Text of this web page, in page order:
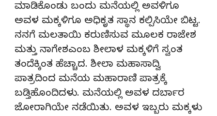
ಮಾಡಿಕೊಂಡು ಬಂದು ಮನೆಯಲ್ಲಿ ಅವಳಿಗೂ
ಅವಳ ಮಕ್ಕಳಿಗೂ ಅಧಿಕೃತ ಸ್ಥಾನ ಕಲ್ಪಿಸಿಯೇ ಬಿಟ್ಟ.
ನನಗೆ ಮಲತಾಯಿ ಕರುಣಿಸುವ ಮೂಲಕ ರಾಜೇಶ
ಮತ್ತು ನಾಗೇಶಎಂಬ ಶೀಲಾಳ ಮಕ್ಕಳಿಗೆ ಸ್ವಂತ
ತಂದೆಕ್ಕಿಂತ ಹೆಚ್ಚಾದ. ಶೀಲಾ ಮಹಾಸಾದ್ವಿ
ಪಾತ್ರದಿಂದ ಮನೆಯ ಮಹಾರಾಣಿ ಪಾತ್ರಕ್ಕೆ
ಬಡ್ತಿಹೊಂದಿದಳು. ಮನೆಯಲ್ಲಿ ಅವಳ ದರ್ಬಾರ
ಜೋರಾಗಿಯೇ ನಡೆಯಿತು. ಅವಳ ಇಬ್ಬರು ಮಕ್ಕಳು